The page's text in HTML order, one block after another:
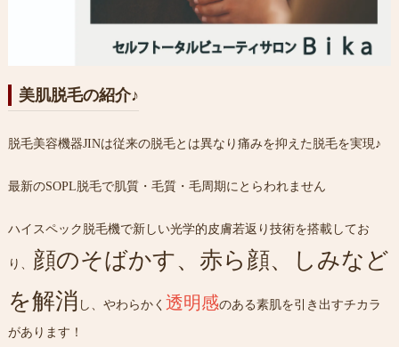
美肌脱毛の紹介♪
脱毛美容機器JINは従来の脱毛とは異なり痛みを抑えた脱毛を実現♪
最新のSOPL脱毛で肌質・毛質・毛周期にとらわれません
ハイスペック脱毛機で新しい光学的皮膚若返り技術を搭載してお
り、
顔のそばかす、赤ら顔、しみなど
を解消 し、やわらかく 透明感のある素肌を引き出すチカラ
があります！